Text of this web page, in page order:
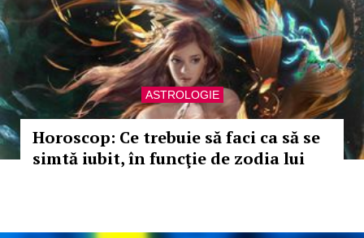
ASTROLOGIE
Horoscop: Ce trebuie să faci ca să se
simtă iubit, în funcţie de zodia lui